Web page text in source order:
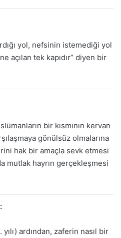
yol, nefsinin istemediği yol
açılan tek kapıdır” diyen bir
bir kısmının kervan
gönülsüz olmalarına
hak bir amaçla sevk etmesi
mutlak hayrın gerçekleşmesi
yılı) ardından, zaferin nasıl bir